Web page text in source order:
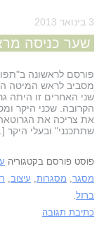
3 בינואר 2013
שער כניסה
מסביב לראש המיטה
שני האחרים זו היתה
הקרובה. שכני היקר
את צריכה את
שתתכנני" ובעלי היקר
פוסט פורסם בקטגוריה
מסגר, מסגרות, עיצוב,
ברזל.
כתיבת תגובה